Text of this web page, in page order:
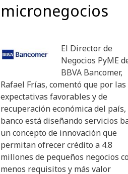
micronegocios
El Director de
Negocios PyME
BBVA Bancomer,
Rafael Frías, comentó que por las
expectativas favorables y de
recuperación económica del país,
banco está diseñando servicios
un concepto de innovación que
permitan ofrecer crédito a 4.8
millones de pequeños negocios
menos requisitos y más valor